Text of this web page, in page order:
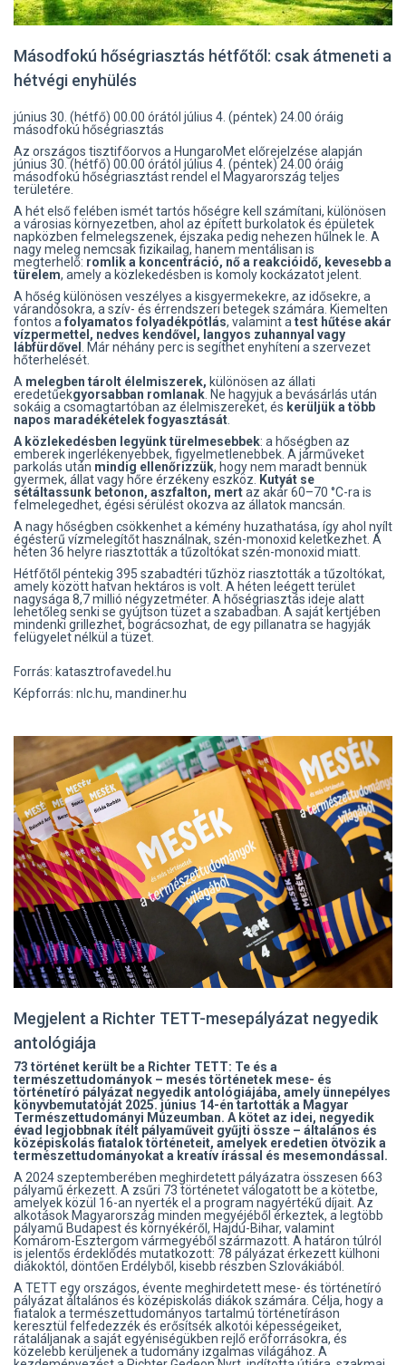
Másodfokú hőségriasztás hétfőtől: csak átmeneti a
hétvégi enyhülés
június 30. (hétfő) 00.00 órától július 4. (péntek) 24.00 óráig
másodfokú hőségriasztás
Az országos tisztifőorvos a HungaroMet előrejelzése alapján
június 30. (hétfő) 00.00 órától július 4. (péntek) 24.00 óráig
másodfokú hőségriasztást rendel el Magyarország teljes
területére.
A hét első felében ismét tartós hőségre kell számítani, különösen
a városias környezetben, ahol az épített burkolatok és épületek
napközben felmelegszenek, éjszaka pedig nehezen hűlnek le. A
nagy meleg nemcsak fizikailag, hanem mentálisan is
megterhelő: romlik a koncentráció, nő a reakcióidő, kevesebb a
türelem, amely a közlekedésben is komoly kockázatot jelent.
A hőség különösen veszélyes a kisgyermekekre, az idősekre, a
várandósokra, a szív- és érrendszeri betegek számára. Kiemelten
fontos a folyamatos folyadékpótlás, valamint a test hűtése akár
vízpermettel, nedves kendővel, langyos zuhannyal vagy
lábfürdővel
. Már néhány perc is segíthet enyhíteni a szervezet
hőterhelését.
A melegben tárolt élelmiszerek, különösen az állati
eredetűekgyorsabban romlanak . Ne hagyjuk a bevásárlás után
sokáig a csomagtartóban az élelmiszereket, és kerüljük a több
napos maradékételek fogyasztását
A közlekedésben legyünk türelmesebbek: a hőségben az
emberek ingerlékenyebbek, figyelmetlenebbek. A járműveket
parkolás után mindig ellenőrizzük, hogy nem maradt bennük
gyermek, állat vagy hőre érzékeny eszköz.
Kutyát se
sétáltassunk betonon, aszfalton, mertaz akár 60–70 °C-ra is
felmelegedhet, égési sérülést okozva az állatok mancsán.
A nagy hőségben csökkenhet a kémény huzathatása, így ahol nyílt
égésterű vízmelegítőt használnak, szén-monoxid keletkezhet. A
héten 36 helyre riasztották a tűzoltókat szén-monoxid miatt.
Hétfőtől péntekig 395 szabadtéri tűzhöz riasztották a tűzoltókat,
amely között hatvan hektáros is volt. A héten leégett terület
nagysága 8,7 millió négyzetméter. A hőségriasztás ideje alatt
lehetőleg senki se gyújtson tüzet a szabadban. A saját kertjében
mindenki grillezhet, bográcsozhat, de egy pillanatra se hagyják
felügyelet nélkül a tüzet.
Forrás: katasztrofavedel.hu
Képforrás: nlc.hu, mandiner.hu
Megjelent a Richter TETT-mesepályázat negyedik
antológiája
73 történet került be a Richter TETT: Te és a
természettudományok – mesés történetek mese- és
történetíró pályázat negyedik antológiájába, amely ünnepélyes
könyvbemutatóját 2025. június 14-én tartották a Magyar
Természettudományi Múzeumban. A kötet az idei, negyedik
évad legjobbnak ítélt pályaműveit gyűjti össze – általános és
középiskolás fiatalok történeteit, amelyek eredetien ötvözik a
természettudományokat a kreatív írással és mesemondással.
A 2024 szeptemberében meghirdetett pályázatra összesen 663
pályamű érkezett. A zsűri 73 történetet válogatott be a kötetbe,
amelyek közül 16-an nyerték el a program nagyértékű díjait. Az
alkotások Magyarország minden megyéjéből érkeztek, a legtöbb
pályamű Budapest és környékéről, Hajdú-Bihar, valamint
Komárom-Esztergom vármegyéből származott. A határon túlról
is jelentős érdeklődés mutatkozott: 78 pályázat érkezett külhoni
diákoktól, döntően Erdélyből, kisebb részben Szlovákiából.
A TETT egy országos, évente meghirdetett mese- és történetíró
pályázat általános és középiskolás diákok számára. Célja, hogy a
fiatalok a természettudományos tartalmú történetíráson
keresztül felfedezzék és erősítsék alkotói képességeiket,
rátaláljanak a saját egyéniségükben rejlő erőforrásokra, és
közelebb kerüljenek a tudomány izgalmas világához. A